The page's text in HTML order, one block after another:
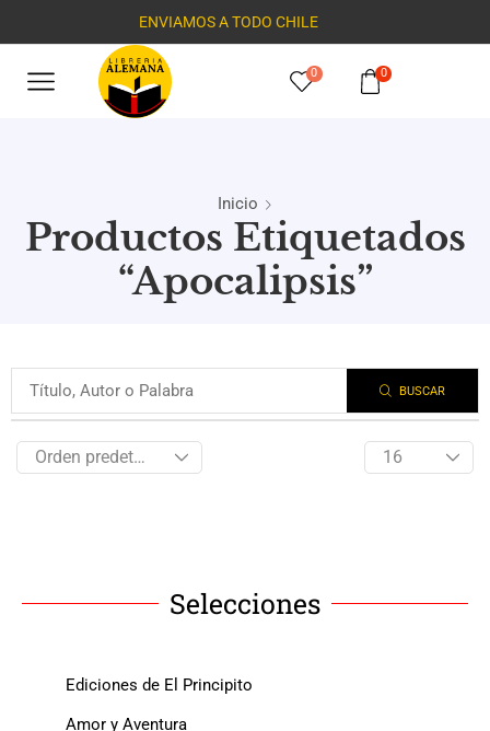
ENVIAMOS A TODO CHILE
0 0
Inicio
Productos Etiquetados
“Apocalipsis”
BUSCAR
Selecciones
Ediciones de El Principito
Amor y Aventura